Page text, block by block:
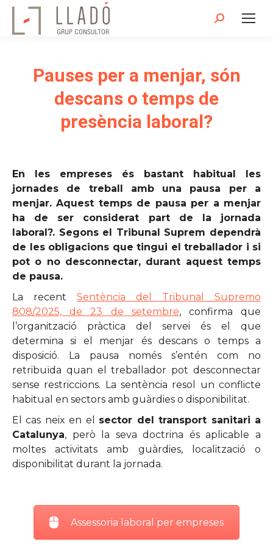
Search:
Pauses per a menjar, són
descans o temps de
presència laboral?
En les empreses és bastant habitual les
jornades de treball amb una pausa per a
menjar. Aquest temps de pausa per a menjar
ha de ser considerat part de la jornada
laboral?. Segons el Tribunal Suprem dependrà
de les obligacions que tingui el treballador i si
pot o no desconnectar, durant aquest temps
de pausa.
La recent Sentència del Tribunal Supremo
808/2025, de 23 de setembre, confirma que
l’organització pràctica del servei és el que
determina si el menjar és descans o temps a
disposició. La pausa només s’entén com no
retribuïda quan el treballador pot desconnectar
sense restriccions. La sentència resol un conflicte
habitual en sectors amb guàrdies o disponibilitat.
El cas neix en el sector del transport sanitari a
Catalunya, però la seva doctrina és aplicable a
moltes activitats amb guàrdies, localització o
disponibilitat durant la jornada.
Assessoria laboral per empreses